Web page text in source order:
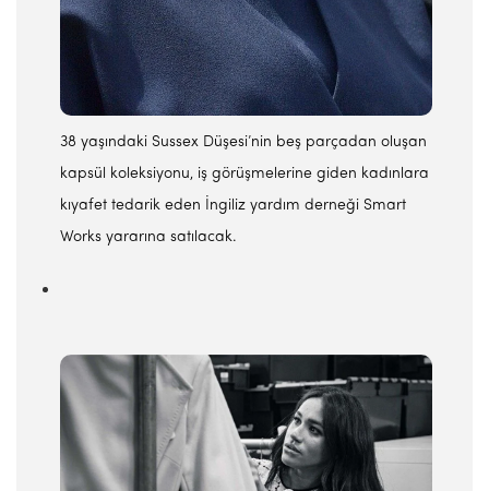
38 yaşındaki Sussex Düşesi’nin beş parçadan oluşan
kapsül koleksiyonu, iş görüşmelerine giden kadınlara
kıyafet tedarik eden İngiliz yardım derneği Smart
Works yararına satılacak.